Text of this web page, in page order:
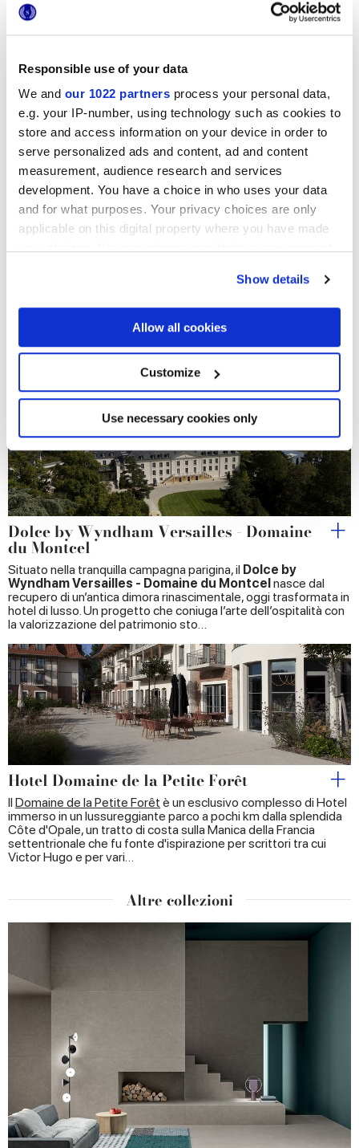
Responsible use of your data
We and our 1022 partners process your personal data,
e.g. your IP-number, using technology such as cookies to
store and access information on your device in order to
serve personalized ads and content, ad and content
measurement, audience research and services
development. You have a choice in who uses your data
and for what purposes. Your privacy choices are only
applicable on this digital property where you have made
If you allow, we would also like to:
Collect information about your geographical
location which can be accurate to within several
Identify your device by actively scanning it for
specific characteristics (fingerprinting)
Find out more about how your personal data is processed
and set your preferences in thedetails section.
We use cookies to personalise content and ads, to
provide social media features and to analyse our traffic.
We also share information about your use of our site with
our social media, advertising and analytics partners who
may combine it with other information that you’ve
provided to them or that they’ve collected from your use
of their services.
Show details
Allow all cookies
Customize
Use necessary cookies only
PHASE WHITE PHASE ECRU
Progetti
Dolce by Wyndham Versailles - Domaine
du Montcel
Situato nella tranquilla campagna parigina, il Dolce by
Wyndham Versailles - Domaine du Montcelnasce dal
recupero di un’antica dimora rinascimentale, oggi trasformata in
hotel di lusso. Un progetto che coniuga l’arte dell’ospitalità con
la valorizzazione del patrimonio sto…
Hotel Domaine de la Petite Forêt
IlDomaine de la Petite Forêt è un esclusivo complesso di Hotel
immerso in un lussureggiante parco a pochi km dalla splendida
Côte d'Opale, un tratto di costa sulla Manica della Francia
settentrionale che fu fonte d'ispirazione per scrittori tra cui
Victor Hugo e per vari…
Altre collezioni